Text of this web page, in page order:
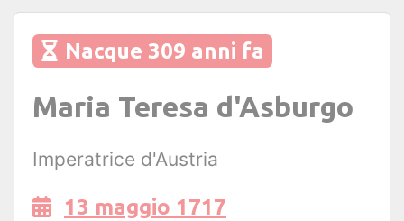
Nacque 309 anni fa
Maria Teresa d'Asburgo
Imperatrice d'Austria
13 maggio 1717